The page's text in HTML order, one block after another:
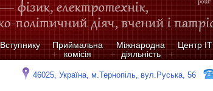
Вступнику
Приймальна
комісія
Міжнародна
діяльність
Центр ІТ
46025, Україна, м.Тернопіль, вул.Руська, 56